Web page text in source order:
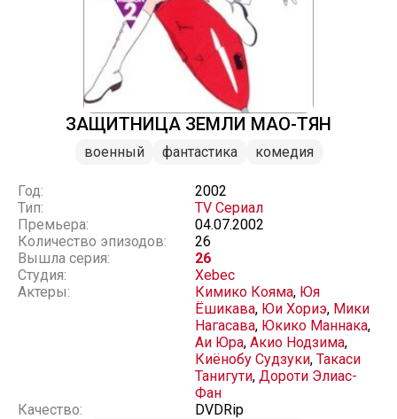
ЗАЩИТНИЦА ЗЕМЛИ МАО-ТЯН
военный фантастика комедия
Год:
2002
Тип:
TV Сериал
Премьера:
04.07.2002
Количество эпизодов:
26
Вышла серия:
26
Студия:
Xebec
Актеры:
Кимико Кояма, Юя
Ёшикава, Юи Хориэ, Мики
Нагасава, Юкико Маннака,
Аи Юра, Акио Нодзима,
Киёнобу Судзуки, Такаси
Танигути, Дороти Элиас-
Фан
Качество:
DVDRip